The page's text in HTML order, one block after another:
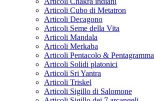
Articoli Cubo di Metatron
Articoli Decagono
Articoli Seme della Vita
Articoli Mandala
Articoli Merkaba
Articoli Pentacolo & Pentagramma
Articoli Solidi platonici
Articoli Sri Yantra
Articoli Triskel
Articoli Sigillo di Salomone